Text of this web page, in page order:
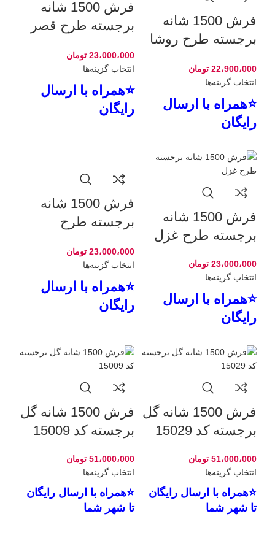
فرش 1500 شانه
برجسته طرح روشا
22،900،000 تومان
انتخاب گزینه‌ها
⭐همراه با ارسال
رایگان
فرش 1500 شانه
برجسته طرح قصر
23،000،000 تومان
انتخاب گزینه‌ها
⭐همراه با ارسال
رایگان
فرش 1500 شانه
برجسته طرح غزل
23،000،000 تومان
انتخاب گزینه‌ها
⭐همراه با ارسال
رایگان
فرش 1500 شانه
برجسته طرح
23،000،000 تومان
انتخاب گزینه‌ها
⭐همراه با ارسال
رایگان
فرش 1500 شانه گل
برجسته کد 15029
51،000،000 تومان
انتخاب گزینه‌ها
⭐همراه با ارسال رایگان
تا شهر شما
فرش 1500 شانه گل
برجسته کد 15009
51،000،000 تومان
انتخاب گزینه‌ها
⭐همراه با ارسال رایگان
تا شهر شما